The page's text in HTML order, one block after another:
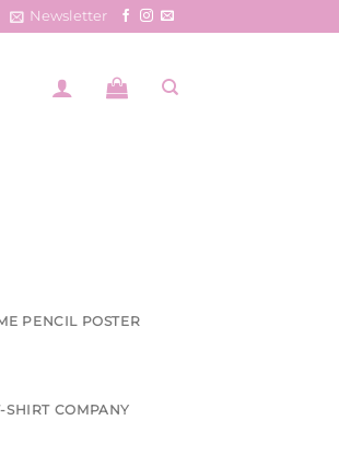
Newsletter
PENCIL POSTER
SHIRT COMPANY